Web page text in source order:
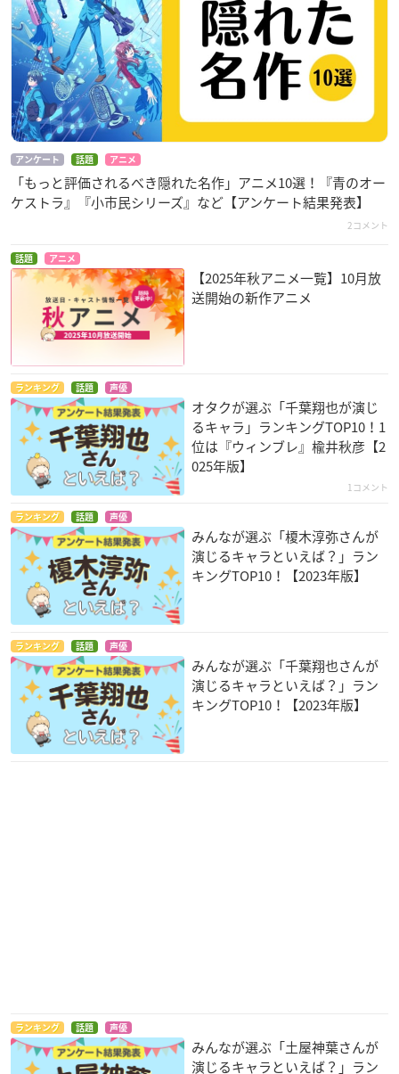
アンケート 話題 アニメ
「もっと評価されるべき隠れた名作」アニメ10選！『青のオー
ケストラ』『小市民シリーズ』など【アンケート結果発表】
2コメント
話題 アニメ
【2025年秋アニメ一覧】10月放
送開始の新作アニメ
ランキング 話題 声優
オタクが選ぶ「千葉翔也が演じ
るキャラ」ランキングTOP10！1
位は『ウィンブレ』楡井秋彦【2
025年版】
1コメント
ランキング 話題 声優
みんなが選ぶ「榎木淳弥さんが
演じるキャラといえば？」ラン
キングTOP10！【2023年版】
ランキング 話題 声優
みんなが選ぶ「千葉翔也さんが
演じるキャラといえば？」ラン
キングTOP10！【2023年版】
ランキング 話題 声優
みんなが選ぶ「土屋神葉さんが
演じるキャラといえば？」ラン